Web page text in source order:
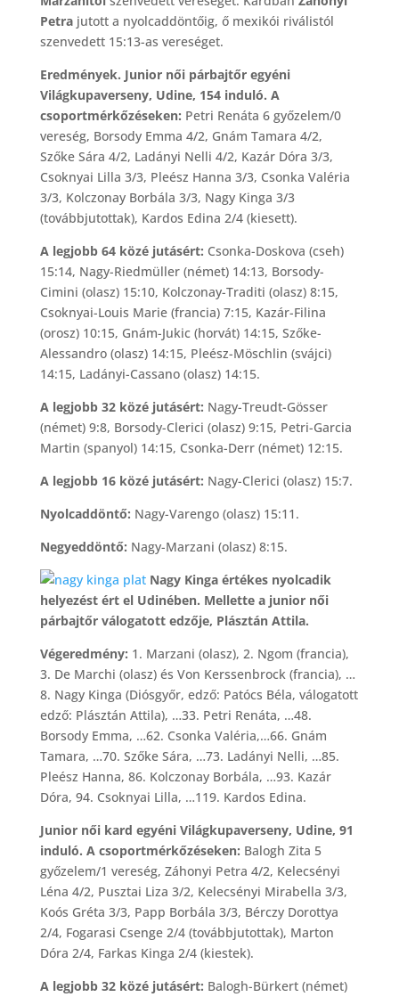
Petrajutott a nyolcaddöntőig, ő mexikói riválistól
szenvedett 15:13-as vereséget.
Eredmények. Junior női párbajtőr egyéni
Világkupaverseny, Udine, 154 induló. A
csoportmérkőzéseken: Petri Renáta 6 győzelem/0
vereség, Borsody Emma 4/2, Gnám Tamara 4/2,
Szőke Sára 4/2, Ladányi Nelli 4/2, Kazár Dóra 3/3,
Csoknyai Lilla 3/3, Pleész Hanna 3/3, Csonka Valéria
3/3, Kolczonay Borbála 3/3, Nagy Kinga 3/3
(továbbjutottak), Kardos Edina 2/4 (kiesett).
A legjobb 64 közé jutásért: Csonka-Doskova (cseh)
15:14, Nagy-Riedmüller (német) 14:13, Borsody-
Cimini (olasz) 15:10, Kolczonay-Traditi (olasz) 8:15,
Csoknyai-Louis Marie (francia) 7:15, Kazár-Filina
(orosz) 10:15, Gnám-Jukic (horvát) 14:15, Szőke-
Alessandro (olasz) 14:15, Pleész-Möschlin (svájci)
14:15, Ladányi-Cassano (olasz) 14:15.
A legjobb 32 közé jutásért: Nagy-Treudt-Gösser
(német) 9:8, Borsody-Clerici (olasz) 9:15, Petri-Garcia
Martin (spanyol) 14:15, Csonka-Derr (német) 12:15.
A legjobb 16 közé jutásért: Nagy-Clerici (olasz) 15:7.
Nyolcaddöntő: Nagy-Varengo (olasz) 15:11.
Negyeddöntő: Nagy-Marzani (olasz) 8:15.
Nagy Kinga értékes nyolcadik
helyezést ért el Udinében. Mellette a junior női
párbajtőr válogatott edzője, Plásztán Attila.
Végeredmény: 1. Marzani (olasz), 2. Ngom (francia),
3. De Marchi (olasz) és Von Kerssenbrock (francia), …
8. Nagy Kinga (Diósgyőr, edző: Patócs Béla, válogatott
edző: Plásztán Attila), …33. Petri Renáta, …48.
Borsody Emma, …62. Csonka Valéria,…66. Gnám
Tamara, …70. Szőke Sára, …73. Ladányi Nelli, …85.
Pleész Hanna, 86. Kolczonay Borbála, …93. Kazár
Dóra, 94. Csoknyai Lilla, …119. Kardos Edina.
Junior női kard egyéni Világkupaverseny, Udine, 91
induló. A csoportmérkőzéseken: Balogh Zita 5
győzelem/1 vereség, Záhonyi Petra 4/2, Kelecsényi
Léna 4/2, Pusztai Liza 3/2, Kelecsényi Mirabella 3/3,
Koós Gréta 3/3, Papp Borbála 3/3, Bérczy Dorottya
2/4, Fogarasi Csenge 2/4 (továbbjutottak), Marton
Dóra 2/4, Farkas Kinga 2/4 (kiestek).
A legjobb 32 közé jutásért: Balogh-Bürkert (német)